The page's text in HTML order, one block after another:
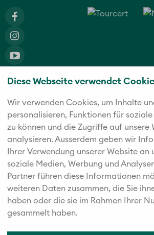
Diese Webseite verwendet
Wir verwenden Cookies, um Inhalte
personalisieren, Funktionen für
zu können und die Zugriffe auf unsere
analysieren. Außerdem geben wir
Ihrer Verwendung unserer Website an
soziale Medien, Werbung und
Partner führen diese Informationen
weiteren Daten zusammen, die Sie
haben oder die sie im Rahmen Ihrer
gesammelt haben.
Die fünf starken Marken der